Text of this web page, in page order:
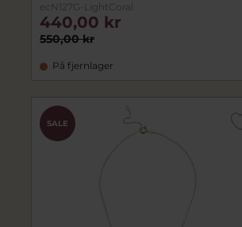
ecN127G-LightCoral
550,00 kr
440,00 kr
På fjernlager
SALE